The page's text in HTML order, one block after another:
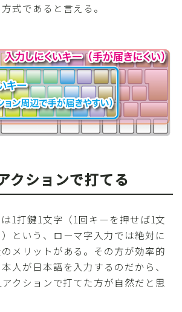
式であると言える。
クションで打てる
1打鍵1文字（1回キーを押せば1文
という、ローマ字入力では絶対に
メリットがある。その方が効率的
人が日本語を入力するのだから、
クションで打てた方が自然だと思